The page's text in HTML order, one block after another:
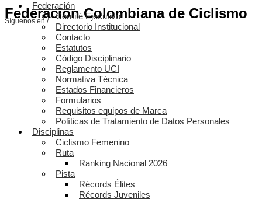
Federación Colombiana de Ciclismo
Síguenos en /
Federación
Comité Ejecutivo
Directorio Institucional
Contacto
Estatutos
Código Disciplinario
Reglamento UCI
Normativa Técnica
Estados Financieros
Formularios
Requisitos equipos de Marca
Políticas de Tratamiento de Datos Personales
Disciplinas
Ciclismo Femenino
Ruta
Ranking Nacional 2026
Pista
Récords Élites
Récords Juveniles